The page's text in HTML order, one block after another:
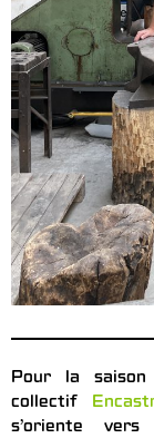
Pour la saison
collectif
s’oriente